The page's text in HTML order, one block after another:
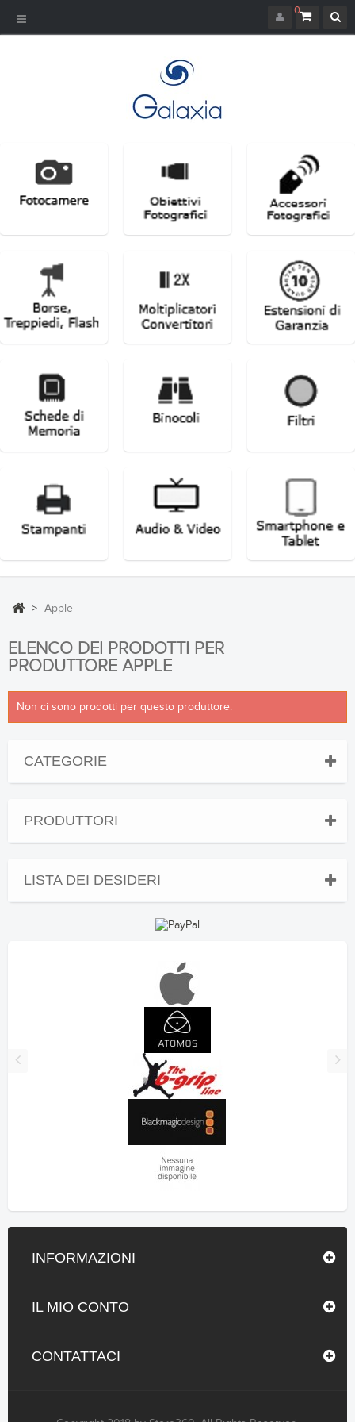
0
Navigazione
Toggle
> Apple
ELENCO DEI PRODOTTI PER
PRODUTTORE APPLE
Non ci sono prodotti per questo produttore.
CATEGORIE
PRODUTTORI
LISTA DEI DESIDERI
INFORMAZIONI
IL MIO CONTO
CONTATTACI